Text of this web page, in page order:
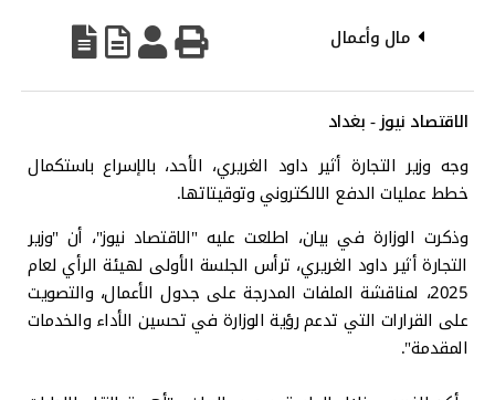
مال وأعمال
الاقتصاد نيوز - بغداد
وجه وزير التجارة أثير داود الغريري، الأحد، بالإسراع باستكمال
خطط عمليات الدفع الالكتروني وتوقيتاتها.
وذكرت الوزارة في بيان، اطلعت عليه "الاقتصاد نيوز"، أن "وزير
التجارة أثير داود الغريري، ترأس الجلسة الأولى لهيئة الرأي لعام
2025، لمناقشة الملفات المدرجة على جدول الأعمال، والتصويت
على القرارات التي تدعم رؤية الوزارة في تحسين الأداء والخدمات
المقدمة".